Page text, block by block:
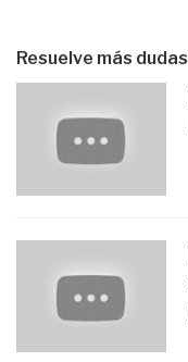
Resuelve más dudas